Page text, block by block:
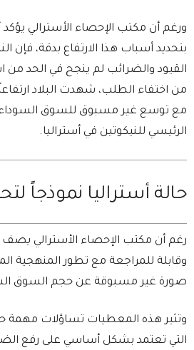
ورغم أن مكتب الإحصاء الأسترالي يؤكد
بتحديد أسباب هذا الارتفاع بدقة، فإن
القيود والضرائب لم ينجح في الحد من
من اختفاء الطلب، شهدت البلاد
مع توسع غير مسبوق للسوق
الرئيسي للنيكوتين في أستراليا.
حالة أستراليا نموذجاً
رغم أن مكتب الإحصاء الأسترالي يصف
وقابلة للمراجعة مع تطور المنهجية
صورة غير مسبوقة عن حجم السوق
وتثير هذه المعطيات تساؤلات مهمة
التي تعتمد بشكل أساسي على رفع